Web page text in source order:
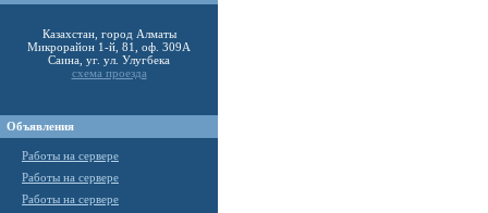
Казахстан, город Алматы
Микрорайон 1-й, 81, оф. 309А
Саина, уг. ул. Улугбека
схема проезда
Объявления
Работы на сервере
Работы на сервере
Работы на сервере